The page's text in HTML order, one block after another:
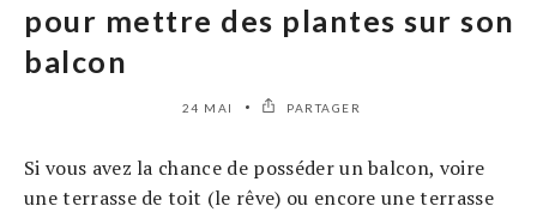
pour mettre des plantes sur son
balcon
24 MAI PARTAGER
Si vous avez la chance de posséder un balcon, voire
une terrasse de toit (le rêve) ou encore une terrasse